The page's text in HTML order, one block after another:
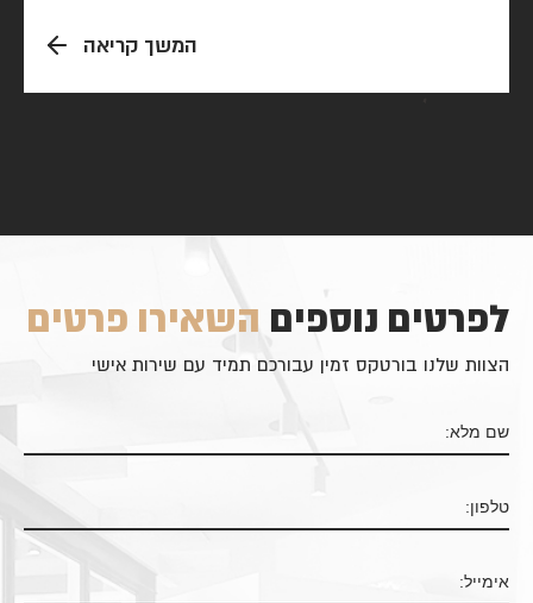
המשך קריאה
לפרטים נוספים השאירו פרטים
הצוות שלנו בורטקס זמין עבורכם תמיד עם שירות אישי